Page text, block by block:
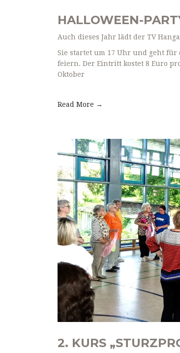
HALLOWEEN-
Auch dieses Jahr lädt der TV
Sie startet um 17 Uhr und geht
feiern. Der Eintritt kostet 8 Euro
Oktober
Read More →
2. KURS